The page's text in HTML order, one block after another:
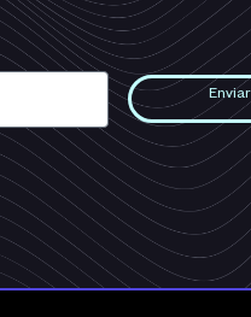
Innovación
Financiamiento
Ver todos los artículos
Ver todos los vídeos
Ver todos los vídeos
Enviar